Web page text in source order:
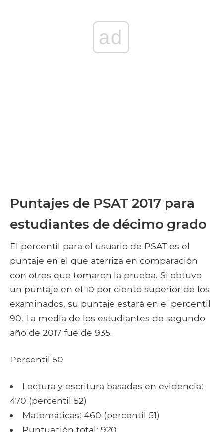
ad
Puntajes de PSAT 2017 para
estudiantes de décimo grado
El percentil para el usuario de PSAT es el
puntaje en el que aterriza en comparación
con otros que tomaron la prueba. Si obtuvo
un puntaje en el 10 por ciento superior de los
examinados, su puntaje estará en el percentil
90. La media de los estudiantes de segundo
año de 2017 fue de 935.
Percentil 50
Lectura y escritura basadas en evidencia:
470 (percentil 52)
Matemáticas: 460 (percentil 51)
Puntuación total: 920